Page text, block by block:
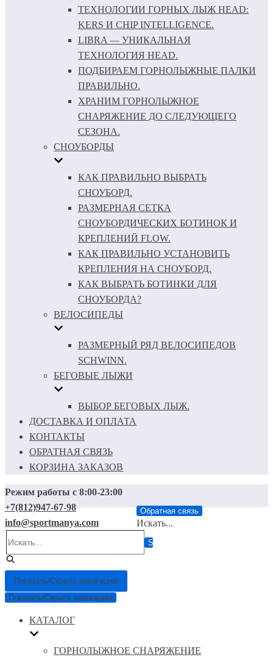
ТЕХНОЛОГИИ ГОРНЫХ ЛЫЖ HEAD:
KERS И CHIP INTELLIGENCE.
LIBRA — УНИКАЛЬНАЯ
ТЕХНОЛОГИЯ HEAD.
ПОДБИРАЕМ ГОРНОЛЫЖНЫЕ ПАЛКИ
ПРАВИЛЬНО.
ХРАНИМ ГОРНОЛЫЖНОЕ
СНАРЯЖЕНИЕ ДО СЛЕДУЮЩЕГО
СЕЗОНА.
СНОУБОРДЫ
КАК ПРАВИЛЬНО ВЫБРАТЬ
СНОУБОРД.
РАЗМЕРНАЯ СЕТКА
СНОУБОРДИЧЕСКИХ БОТИНОК И
КРЕПЛЕНИЙ FLOW.
КАК ПРАВИЛЬНО УСТАНОВИТЬ
КРЕПЛЕНИЯ НА СНОУБОРД.
КАК ВЫБРАТЬ БОТИНКИ ДЛЯ
СНОУБОРДА?
ВЕЛОСИПЕДЫ
РАЗМЕРНЫЙ РЯД ВЕЛОСИПЕДОВ
SCHWINN.
БЕГОВЫЕ ЛЫЖИ
ВЫБОР БЕГОВЫХ ЛЫЖ.
ДОСТАВКА И ОПЛАТА
КОНТАКТЫ
ОБРАТНАЯ СВЯЗЬ
КОРЗИНА ЗАКАЗОВ
Режим работы с 8:00-23:00
+7(812)947-67-98
info@sportmanya.com
Обратная связь
Искать...
Показать/Скрыть навигацию
Показать/Скрыть навигацию
КАТАЛОГ
ГОРНОЛЫЖНОЕ СНАРЯЖЕНИЕ